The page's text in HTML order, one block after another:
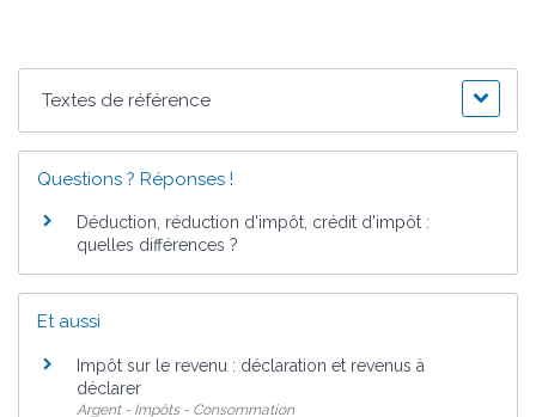
Textes de référence
Questions ? Réponses !
Déduction, réduction d'impôt, crédit d'impôt :
quelles différences ?
Et aussi
Impôt sur le revenu : déclaration et revenus à
déclarer
Argent - Impôts - Consommation